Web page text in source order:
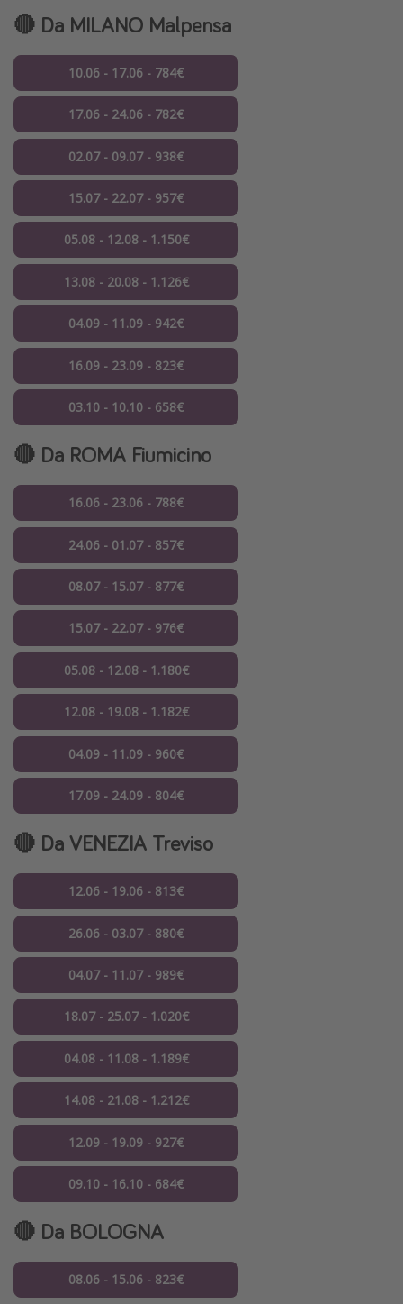
🔴 Da MILANO Malpensa
10.06 - 17.06 - 784€
17.06 - 24.06 - 782€
02.07 - 09.07 - 938€
15.07 - 22.07 - 957€
05.08 - 12.08 - 1.150€
13.08 - 20.08 - 1.126€
04.09 - 11.09 - 942€
16.09 - 23.09 - 823€
03.10 - 10.10 - 658€
🔴 Da ROMA Fiumicino
16.06 - 23.06 - 788€
24.06 - 01.07 - 857€
08.07 - 15.07 - 877€
15.07 - 22.07 - 976€
05.08 - 12.08 - 1.180€
12.08 - 19.08 - 1.182€
04.09 - 11.09 - 960€
17.09 - 24.09 - 804€
🔴 Da VENEZIA Treviso
12.06 - 19.06 - 813€
26.06 - 03.07 - 880€
04.07 - 11.07 - 989€
18.07 - 25.07 - 1.020€
04.08 - 11.08 - 1.189€
14.08 - 21.08 - 1.212€
12.09 - 19.09 - 927€
09.10 - 16.10 - 684€
🔴 Da BOLOGNA
08.06 - 15.06 - 823€